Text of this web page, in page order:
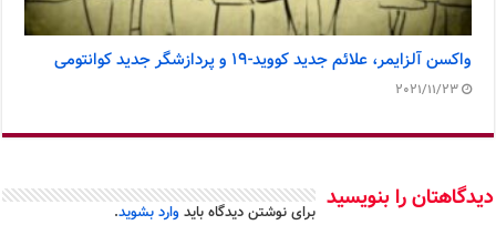
واکسن آلزایمر، علائم جدید کووید-۱۹ و پردازشگر جدید کوانتومی
2021/11/23
دیدگاهتان را بنویسید برای نوشتن دیدگاه بایدوارد بشوید.